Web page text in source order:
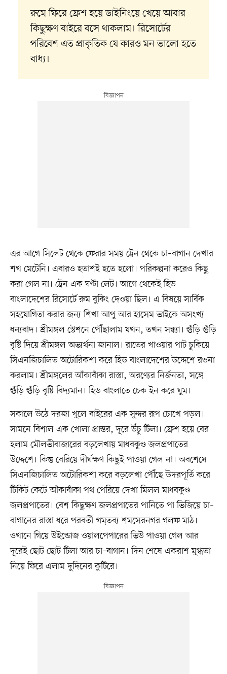
রুমে ফিরে ফ্রেশ হয়ে ডাইনিংয়ে খেয়ে আবার
কিছুক্ষণ বাইরে বসে থাকলাম। রিসোর্টের
পরিবেশ এত প্রাকৃতিক যে কারও মন ভালো হতে
বাধ্য।
এর আগে সিলেট থেকে ফেরার সময় ট্রেন থেকে চা–বাগান দেখার
শখ মেটেনি। এবারও হতাশই হতে হলো। পরিকল্পনা করেও কিছু
করা গেল না। ট্রেন এক ঘণ্টা লেট। আগে থেকেই হিড
বাংলাদেশের রিসোর্টে রুম বুকিং দেওয়া ছিল। এ বিষয়ে সার্বিক
সহযোগিতা করার জন্য শিখা আপু আর হাসেম ভাইকে অসংখ্য
ধন্যবাদ। শ্রীমঙ্গল স্টেশনে পৌঁছালাম যখন, তখন সন্ধ্যা। গুঁড়ি গুঁড়ি
বৃষ্টি দিয়ে শ্রীমঙ্গল অভ্যর্থনা জানাল। রাতের খাওয়ার পাট চুকিয়ে
সিএনজিচালিত অটোরিকশা করে হিড বাংলাদেশের উদ্দেশে রওনা
করলাম। শ্রীমঙ্গলের আঁকাবাঁকা রাস্তা, অরণ্যের নির্জনতা, সঙ্গে
গুঁড়ি গুঁড়ি বৃষ্টি বিদ্যমান। হিড বাংলাতে চেক ইন করে ঘুম।
সকালে উঠে দরজা খুলে বাইরের এক সুন্দর রূপ চোখে পড়ল।
সামনে বিশাল এক খোলা প্রান্তর, দূরে উঁচু টিলা। ফ্রেশ হয়ে বের
হলাম মৌলভীবাজারের বড়লেখায় মাধবকুণ্ড জলপ্রপাতের
উদ্দেশে। কিন্তু বেরিয়ে দীর্ঘক্ষণ কিছুই পাওয়া গেল না। অবশেষে
সিএনজিচালিত অটোরিকশা করে বড়লেখা পৌঁছে উদরপূর্তি করে
টিকিট কেটে আঁকাবাঁকা পথ পেরিয়ে দেখা মিলল মাধবকুণ্ড
জলপ্রপাতের। বেশ কিছুক্ষণ জলপ্রপাতের পানিতে পা ভিজিয়ে চা–
বাগানের রাস্তা ধরে পরবর্তী গম্তব্য শমসেরনগর গলফ মাঠ।
ওখানে গিয়ে উইন্ডোজ ওয়ালপেপারের ভিউ পাওয়া গেল আর
দূরেই ছোট ছোট টিলা আর চা–বাগান। দিন শেষে একরাশ মুগ্ধতা
নিয়ে ফিরে এলাম দুদিনের কুটিরে।